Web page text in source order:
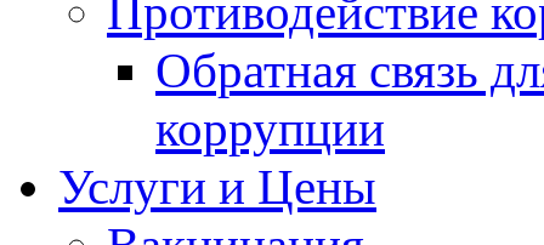
Противодействие
Обратная связь
коррупции
Услуги и Цены